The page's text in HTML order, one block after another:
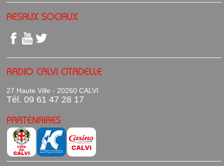
RESAUX SOCIAUX
RADIO CALVI CITADELLE
27 Haute Ville - 20260 CALVI
Tél. 09 61 47 28 17
PARTENAIRES